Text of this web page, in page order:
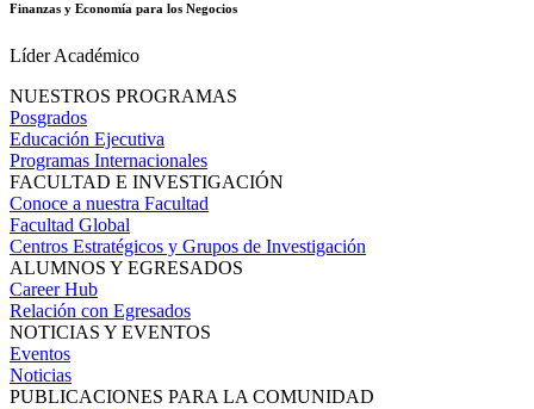
Finanzas y Economía para los Negocios
Líder Académico
NUESTROS PROGRAMAS
Posgrados
Educación Ejecutiva
Programas Internacionales
FACULTAD E INVESTIGACIÓN
Conoce a nuestra Facultad
Facultad Global
Centros Estratégicos y Grupos de Investigación
ALUMNOS Y EGRESADOS
Career Hub
Relación con Egresados
NOTICIAS Y EVENTOS
Eventos
Noticias
PUBLICACIONES PARA LA COMUNIDAD